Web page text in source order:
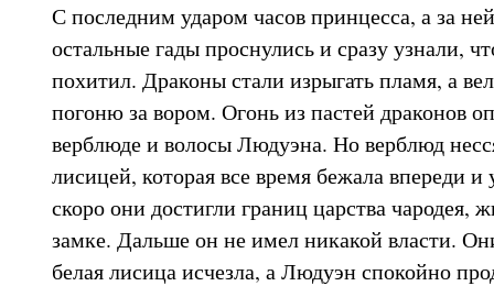
С последним ударом часов принцесса, а за
остальные гады проснулись и сразу узнали,
похитил. Драконы стали изрыгать пламя, а
погоню за вором. Огонь из пастей драконов
верблюде и волосы Людуэна. Но верблюд
лисицей, которая все время бежала впереди
скоро они достигли границ царства чародея,
замке. Дальше он не имел никакой власти.
белая лисица исчезла, а Людуэн спокойно